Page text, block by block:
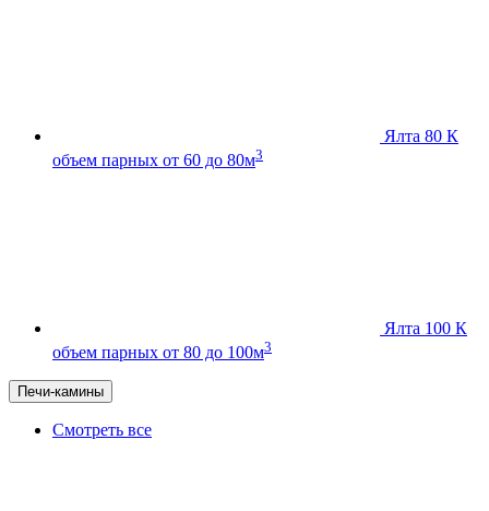
Ялта 80 К
объем парных от 60 до 80м3
Ялта 100 К
объем парных от 80 до 100м3
Печи-камины
Смотреть все